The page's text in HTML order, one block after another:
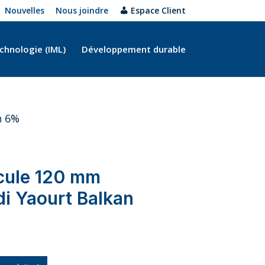
Nouvelles Nous joindre Espace Client
(IML) Développement durable
6%
120 mm
Yaourt Balkan